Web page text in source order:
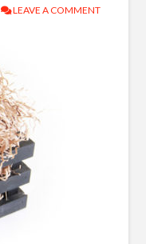
LEAVE A COMMENT